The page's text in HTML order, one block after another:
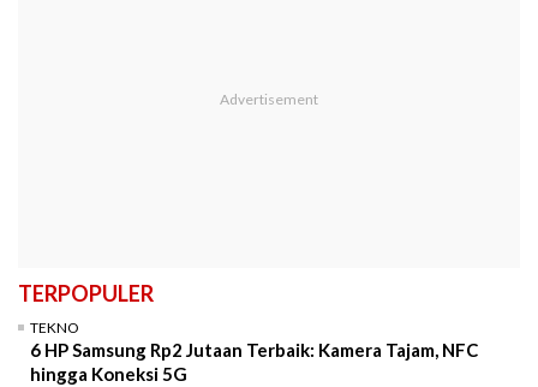
TERPOPULER
TEKNO
6 HP Samsung Rp2 Jutaan Terbaik: Kamera Tajam, NFC
hingga Koneksi 5G